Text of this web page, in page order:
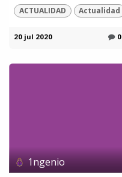
ACTUALIDAD Actualidad
20 jul 2020 0
1ngenio